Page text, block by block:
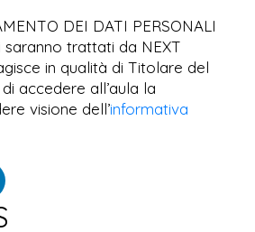
DEI DATI PERSONALI
trattati da NEXT
in qualità di Titolare del
accedere all’aula la
visione dell’informativa